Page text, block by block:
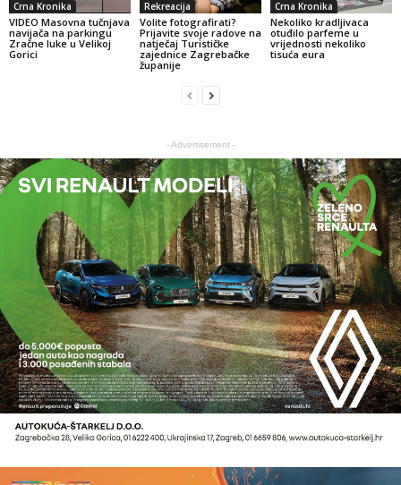
Crna Kronika
VIDEO Masovna tučnjava
navijača na parkingu
Zračne luke u Velikoj
Gorici
Rekreacija
Volite fotografirati?
Prijavite svoje radove na
natječaj Turističke
zajednice Zagrebačke
županije
Crna Kronika
Nekoliko kradljivaca
otuđilo parfeme u
vrijednosti nekoliko
tisuća eura
- Advertisement -